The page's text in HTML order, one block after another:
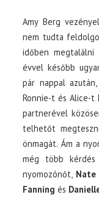
Amy Berg
nem tudta
időben
évvel később
pár nappal
Ronnie-t és Alice-t
partnerével
telhetőt
önmagát. Ám a
még több
nyomozónőt, Nate
Fanning és